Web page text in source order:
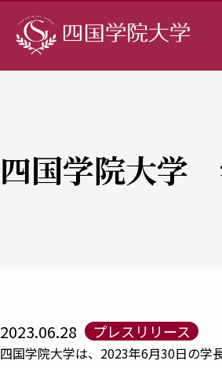
四国学院大学
2023.06.28 プレスリリース
四国学院大学は、2023年6月30日の学